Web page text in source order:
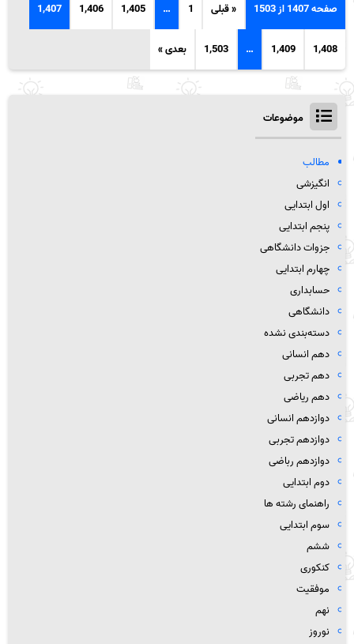
صفحه 1407 از 1503 « قبلی 1
…
1,405
1,406
1,407
1,408
1,409
…
1,503 بعدی »
موضوعات
مطالب
انگیزشی
اول ابتدایی
پنجم ابتدایی
جزوات دانشگاهی
چهارم ابتدایی
حسابداری
دانشگاهی
دسته‌بندی نشده
دهم انسانی
دهم تجربی
دهم ریاضی
دوازدهم انسانی
دوازدهم تجربی
دوازدهم رباضی
دوم ابتدایی
راهنمای رشته ها
سوم ابتدایی
ششم
کنکوری
موفقیت
نهم
نوروز